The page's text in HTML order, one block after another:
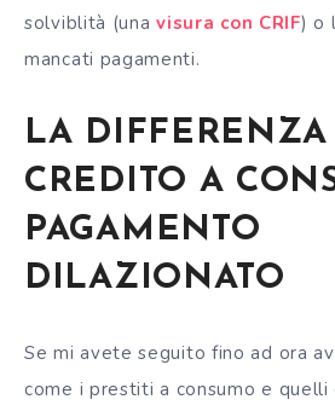
solviblità (unavisura con CRIF) o
mancati pagamenti.
LA DIFFERENZA
CREDITO A
PAGAMENTO
DILAZIONATO
Se mi avete seguito fino ad ora
come i prestiti a consumo e quelli